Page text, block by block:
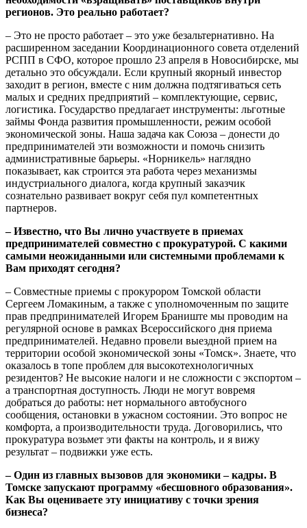
регионов. Это реально работает?
– Это не просто работает – это уже безальтернативно. На
расширенном заседании Координационного совета отделений
РСПП в СФО, которое прошло 23 апреля в Новосибирске, мы
детально это обсуждали. Если крупный якорный инвестор
заходит в регион, вместе с ним должна подтягиваться сеть
малых и средних предприятий – комплектующие, сервис,
логистика. Государство предлагает инструменты: льготные
займы Фонда развития промышленности, режим особой
экономической зоны. Наша задача как Союза – донести до
предпринимателей эти возможности и помочь снизить
административные барьеры. «Норникель» наглядно
показывает, как строится эта работа через механизмы
индустриального диалога, когда крупный заказчик
сознательно развивает вокруг себя пул компетентных
партнеров.
– Известно, что Вы лично участвуете в приемах
предпринимателей совместно с прокуратурой. С какими
самыми неожиданными или системными проблемами к
Вам приходят сегодня?
– Совместные приемы с прокурором Томской области
Сергеем Ломакиным, а также с уполномоченным по защите
прав предпринимателей Игорем Браниште мы проводим на
регулярной основе в рамках Всероссийского дня приема
предпринимателей. Недавно провели выездной прием на
территории особой экономической зоны «Томск». Знаете, что
оказалось в топе проблем для высокотехнологичных
резидентов? Не высокие налоги и не сложности с экспортом –
а транспортная доступность. Люди не могут вовремя
добраться до работы: нет нормального автобусного
сообщения, остановки в ужасном состоянии. Это вопрос не
комфорта, а производительности труда. Договорились, что
прокуратура возьмет эти факты на контроль, и я вижу
результат – подвижки уже есть.
– Один из главных вызовов для экономики – кадры. В
Томске запускают программу «бесшовного образования».
Как Вы оцениваете эту инициативу с точки зрения
бизнеса?